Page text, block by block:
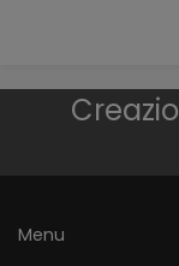
Menu